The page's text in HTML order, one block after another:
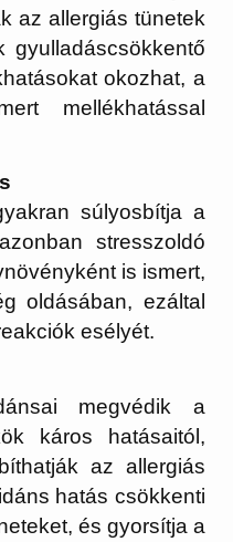
az allergiás tünetek
gyulladáscsökkentő
okozhat, a
mellékhatással
súlyosbítja a
stresszoldó
is ismert,
oldásában, ezáltal
esélyét.
megvédik a
káros hatásaitól,
az allergiás
hatás csökkenti
és gyorsítja a